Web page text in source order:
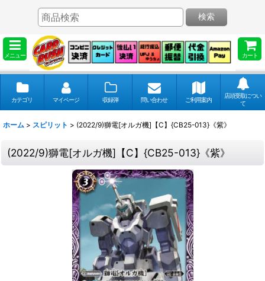
メニュー カート
検索
カテゴリ マイページ 収録弾 問い合わせ ご利用案内
店頭受取につい
て
ホーム > スピリット > (2022/9)獅電[オルガ機]【C】{CB25-013}《紫》
(2022/9)獅電[オルガ機]【C】{CB25-013}《紫》